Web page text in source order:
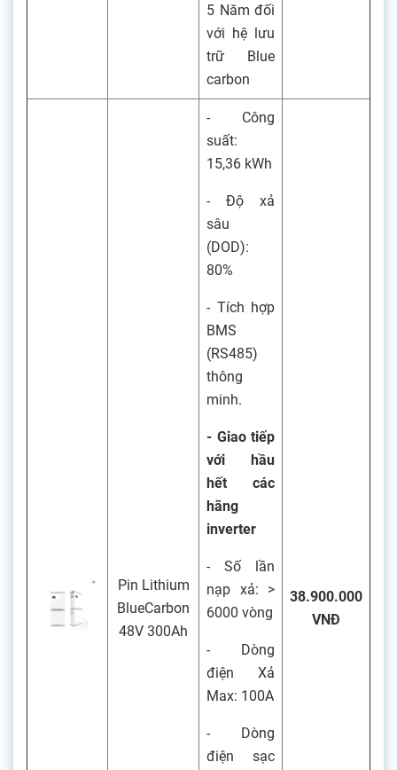
5 Năm đối
với hệ lưu
trữ Blue
carbon
Pin Lithium
BlueCarbon
48V 300Ah
- Công
suất:
15,36 kWh
- Độ xả
sâu
(DOD):
80%
- Tích hợp
BMS
(RS485)
thông
minh.
- Giao tiếp
với hầu
hết các
hãng
inverter
- Số lần
nạp xả: >
6000 vòng
- Dòng
điện Xả
Max: 100A
- Dòng
điện sạc
38.900.000
VNĐ